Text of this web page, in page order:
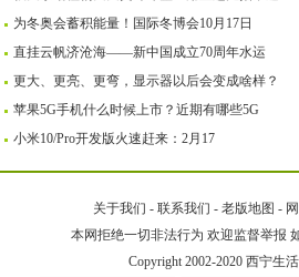
为冬奥会蓄积能量！国际冬博会10月17日
直挂云帆济沧海——新中国成立70周年水运
更大、更亮、更弯，显示器以后会变成啥样？
苹果5G手机什么时候上市？近期有哪些5G
小米10/Pro开发版火速赶来：2月17
关于我们 - 联系我们 - 老版地图 -
本网拒绝一切非法行为 欢迎监督举报
Copyright 2002-2020 西宁生